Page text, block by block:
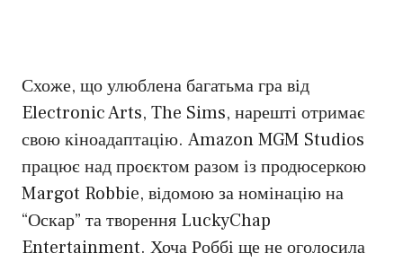
Схоже, що улюблена багатьма гра від
Electronic Arts, The Sims, нарешті отримає
свою кіноадаптацію. Amazon MGM Studios
працює над проєктом разом із продюсеркою
Margot Robbie, відомою за номінацію на
“Оскар” та творення LuckyChap
Entertainment. Хоча Роббі ще не оголосила